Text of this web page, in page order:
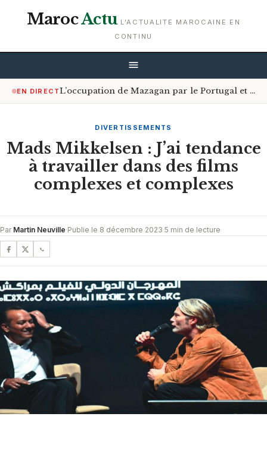
MarocActu L'ACTUALITE MAROCAINE EN
CONTINU
EN DIRECT L’occupation de Mazagan par le Portugal et le contrôle du détroit d’Ormuz
DIVERTISSEMENTS
Mads Mikkelsen : J’ai tendance
à travailler dans des films
complexes et complexes
Par Martin Neuville·Publie le 8 décembre 2023·5 min de lecture